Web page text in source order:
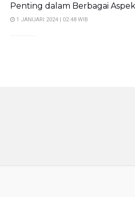
Penting dalam Berbagai
1 JANUARI 2024 | 02:48 WIB